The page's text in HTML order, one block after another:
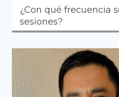
¿Con qué frecuencia
sesiones?